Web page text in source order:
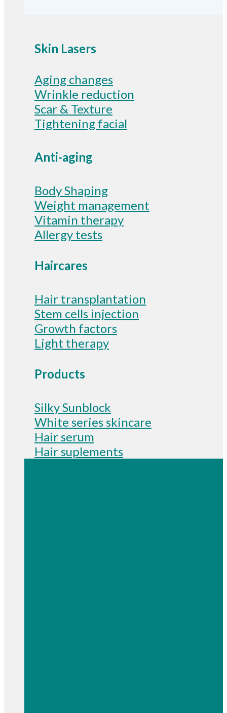
Skin Lasers
Aging changes
Wrinkle reduction
Scar & Texture
Tightening facial
Anti-aging
Body Shaping
Weight management
Vitamin therapy
Allergy tests
Haircares
Hair transplantation
Stem cells injection
Growth factors
Light therapy
Products
Silky Sunblock
White series skincare
Hair serum
Hair suplements